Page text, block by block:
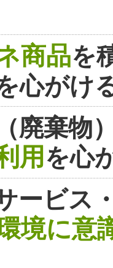
商品を
心がけ
廃棄物
用を心
ービス
境に意